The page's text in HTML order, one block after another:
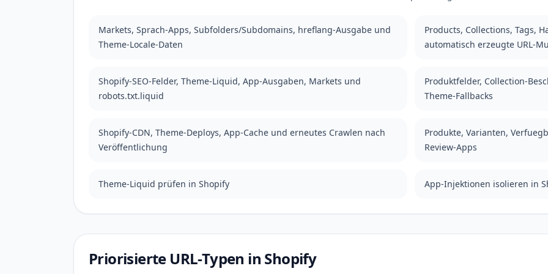
Markets, Sprach-Apps, Subfolders/Subdomains, hreflang-Ausgabe und
Theme-Locale-Daten
Products, Collections, Tags,
automatisch erzeugte URL-
Shopify-SEO-Felder, Theme-Liquid, App-Ausgaben, Markets und
robots.txt.liquid
Produktfelder, Collection-
Theme-Fallbacks
Shopify-CDN, Theme-Deploys, App-Cache und erneutes Crawlen nach
Veröffentlichung
Produkte, Varianten,
Review-Apps
Theme-Liquid prüfen in Shopify App-Injektionen isolieren in
Priorisierte URL-Typen in Shopify